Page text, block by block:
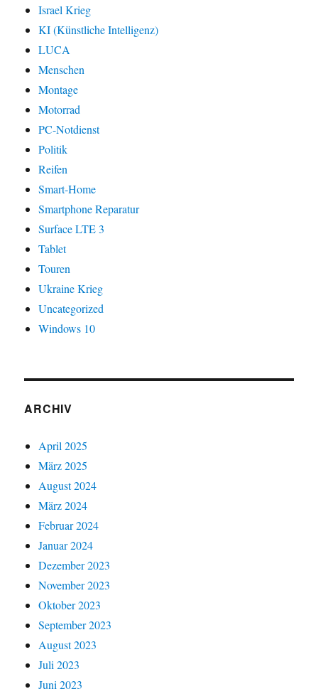
Israel Krieg
KI (Künstliche Intelligenz)
LUCA
Menschen
Montage
Motorrad
PC-Notdienst
Politik
Reifen
Smart-Home
Smartphone Reparatur
Surface LTE 3
Tablet
Touren
Ukraine Krieg
Uncategorized
Windows 10
ARCHIV
April 2025
März 2025
August 2024
März 2024
Februar 2024
Januar 2024
Dezember 2023
November 2023
Oktober 2023
September 2023
August 2023
Juli 2023
Juni 2023